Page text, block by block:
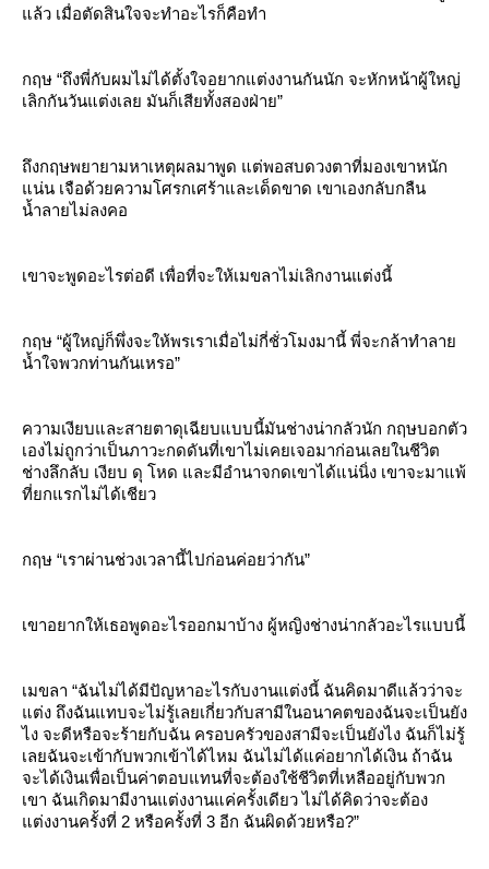
ล้ว เมื่อตัดสินใจจะทำอะไรก็คือทำ
กฤษ “ถึงพี่กับผมไม่ได้ตั้งใจอยากแต่งงานกันนัก จะหักหน้าผู้ใหญ่
เลิกกันวันแต่งเลย มันก็เสียทั้งสองฝ่าย”
ถึงกฤษพยายามหาเหตุผลมาพูด แต่พอสบดวงตาที่มองเขาหนัก
น่น เจือด้วยความโศรกเศร้าและเด็ดขาด เขาเองกลับกลืน
น้ำลายไม่ลงคอ
เขาจะพูดอะไรต่อดี เพื่อที่จะให้เมขลาไม่เลิกงานแต่งนี้
กฤษ “ผู้ใหญ่ก็พึ่งจะให้พรเราเมื่อไม่กี่ชั่วโมงมานี้ พี่จะกล้าทำลา
น้ำใจพวกท่านกันเหรอ”
ความเงียบและสายตาดุเฉียบแบบนี้มันช่างน่ากลัวนัก กฤษบอกตัว
เองไม่ถูกว่าเป็นภาวะกดดันที่เขาไม่เคยเจอมาก่อนเลยในชีวิต
ช่างลึกลับ เงียบ ดุ โหด และมีอำนาจกดเขาได้แน่นิ่ง เขาจะมาแพ้
ที่ยกแรกไม่ได้เชียว
กฤษ “เราผ่านช่วงเวลานี้ไปก่อนค่อยว่ากัน”
เขาอยากให้เธอพูดอะไรออกมาบ้าง ผู้หญิงช่างน่ากลัวอะไรแบบนี้
เมขลา “ฉันไม่ได้มีปัญหาอะไรกับงานแต่งนี้ ฉันคิดมาดีแล้วว่าจะ
ต่ง ถึงฉันแทบจะไม่รู้เลยเกี่ยวกับสามีในอนาคตของฉันจะเป็นยัง
ไง จะดีหรือจะร้ายกับฉัน ครอบครัวของสามีจะเป็นยังไง ฉันก็ไม่รู้
เลยฉันจะเข้ากับพวกเข้าได้ไหม ฉันไม่ได้แค่อยากได้เงิน ถ้าฉัน
จะได้เงินเพื่อเป็นค่าตอบแทนที่จะต้องใช้ชีวิตที่เหลืออยู่กับพวก
เขา ฉันเกิดมามีงานแต่งงานแค่ครั้งเดียว ไม่ได้คิดว่าจะต้อง
ต่งงานครั้งที่ 2 หรือครั้งที่ 3 อีก ฉันผิดด้วยหรือ?”